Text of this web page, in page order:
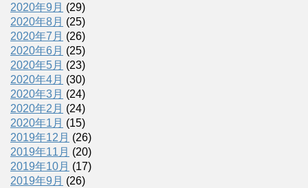
2020年9月 (29)
2020年8月 (25)
2020年7月 (26)
2020年6月 (25)
2020年5月 (23)
2020年4月 (30)
2020年3月 (24)
2020年2月 (24)
2020年1月 (15)
2019年12月 (26)
2019年11月 (20)
2019年10月 (17)
2019年9月 (26)